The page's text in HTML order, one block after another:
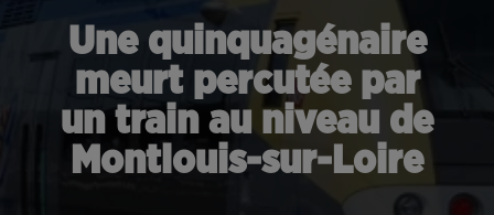
Une quinquagénaire
meurt percutée par
un train au niveau de
Montlouis-sur-Loire